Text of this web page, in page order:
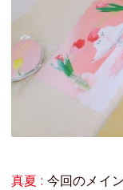
真夏 : 今回のメイ